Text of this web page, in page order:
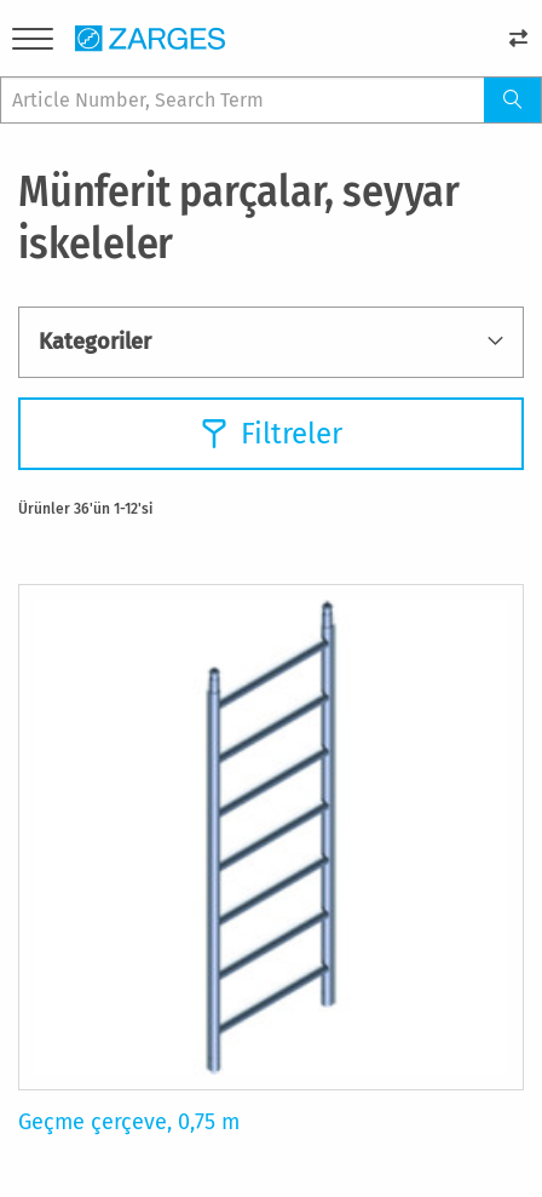
Münferit parçalar, seyyar
iskeleler
Filtreler
Ürünler 36'ün 1-12'si
Geçme çerçeve, 0,75 m
Kategoriler